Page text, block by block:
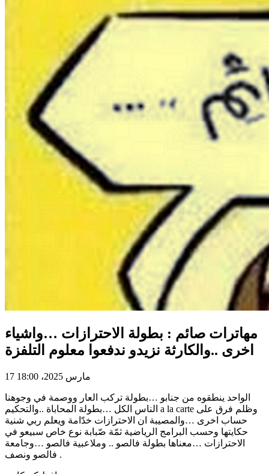
مهاترات صائم : بطولة الاحترازات …واشياء
اخرى ..والكارثة نزيدو ندفعوا معلوم التلفزة
17 مارس 2025، 18:00
الواحد ينطقوه من جنابو …بطولة تركب العار ووصمة في وجوهنا
الناس الكل …بطولة المحاباة ..والتحكيم a la carte وظلم فرق على
حساب اخرى …والمصيبة ان الاحترازات خدّامة ويعلم ربي شنية
حكايتها وحسب البرامج الرياضية ثمّة صّبابة نوع خاص سبيعو في
الاحترازات …معناها بطولة فالصو .. وملاعبية فالصو …وجامعة
فالصو ونصف .